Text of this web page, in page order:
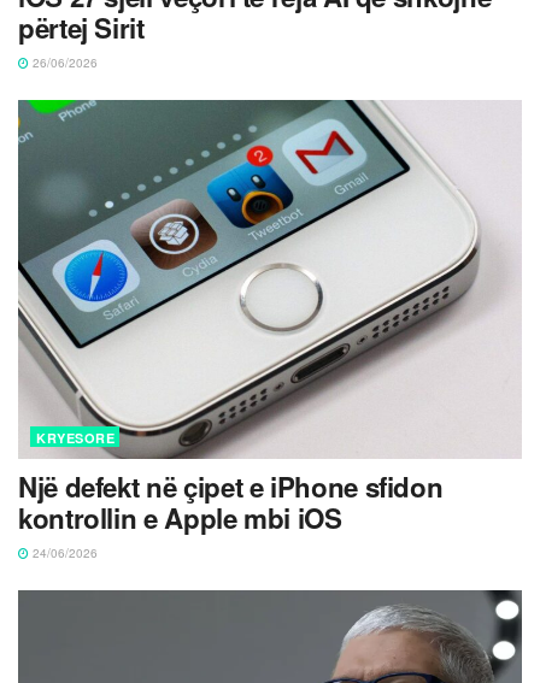
përtej Sirit
26/06/2026
KRYESORE
Një defekt në çipet e iPhone sfidon
kontrollin e Apple mbi iOS
24/06/2026